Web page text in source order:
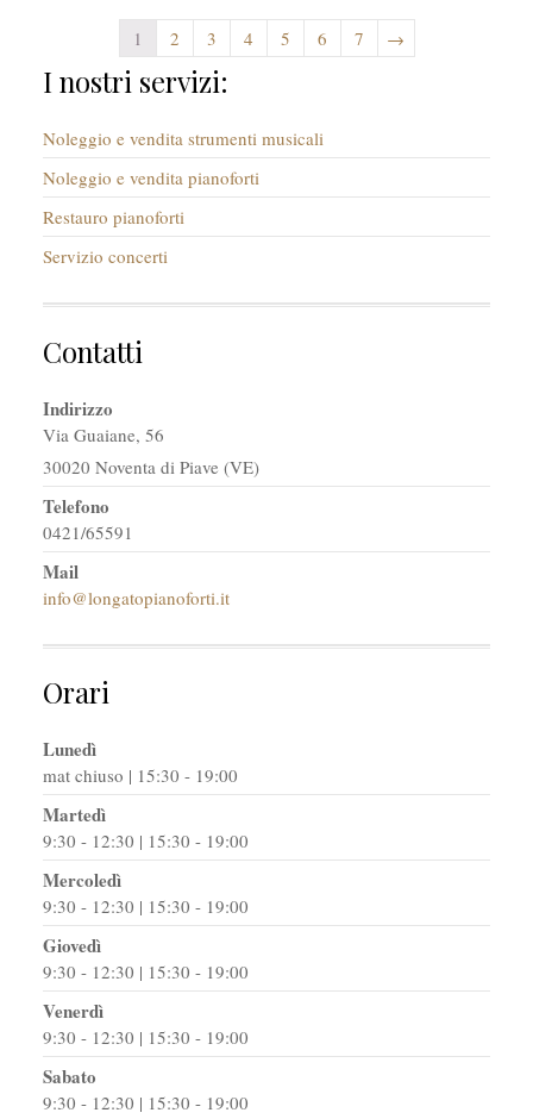
1 2 3 4 5 6 7 →
I nostri servizi:
Noleggio e vendita strumenti musicali
Noleggio e vendita pianoforti
Restauro pianoforti
Servizio concerti
Contatti
Indirizzo
Via Guaiane, 56
30020 Noventa di Piave (VE)
Telefono
0421/65591
Mail
info@longatopianoforti.it
Orari
Lunedì
mat chiuso | 15:30 - 19:00
Martedì
9:30 - 12:30 | 15:30 - 19:00
Mercoledì
9:30 - 12:30 | 15:30 - 19:00
Giovedì
9:30 - 12:30 | 15:30 - 19:00
Venerdì
9:30 - 12:30 | 15:30 - 19:00
Sabato
9:30 - 12:30 | 15:30 - 19:00